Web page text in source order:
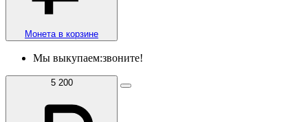
Монета в корзине
Мы выкупаем:звоните!
5 200